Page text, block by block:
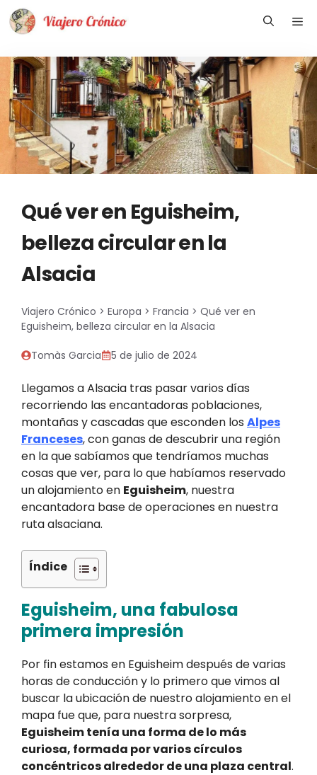
Saltar
Qué ver en Eguisheim,
belleza circular en la
Alsacia
Viajero Crónico > Europa > Francia > Qué ver en
Eguisheim, belleza circular en la Alsacia
Tomàs Garcia 5 de julio de 2024
Llegamos a Alsacia tras pasar varios días
recorriendo las encantadoras poblaciones,
montañas y cascadas que esconden los Alpes
Franceses, con ganas de descubrir una región
en la que sabíamos que tendríamos muchas
cosas que ver, para lo que habíamos reservado
un alojamiento en Eguisheim, nuestra
encantadora base de operaciones en nuestra
ruta alsaciana.
Índice
Eguisheim, una fabulosa
primera impresión
Por fin estamos en Eguisheim después de varias
horas de conducción y lo primero que vimos al
buscar la ubicación de nuestro alojamiento en el
mapa fue que, para nuestra sorpresa,
Eguisheim tenía una forma de lo más
curiosa, formada por varios círculos
concéntricos alrededor de una plaza central.